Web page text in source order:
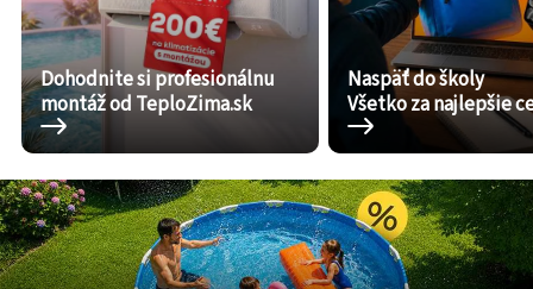
Dohodnite si profesionálnu
montáž od TeploZima.sk
Naspäť do školy
Všetko za najlepšie